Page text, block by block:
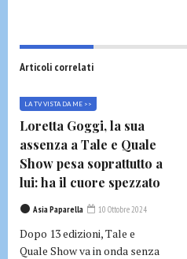
Articoli correlati
LA TV VISTA DA ME >>
Loretta Goggi, la sua
assenza a Tale e Quale
Show pesa soprattutto a
lui: ha il cuore spezzato
Asia Paparella 10 Ottobre 2024
Dopo 13 edizioni, Tale e
Quale Show va in onda senza